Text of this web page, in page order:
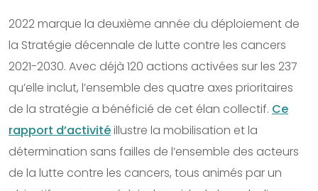
2022 marque la deuxième année du déploiement de
la Stratégie décennale de lutte contre les cancers
2021-2030. Avec déjà 120 actions activées sur les 237
qu’elle inclut, l’ensemble des quatre axes prioritaires
de la stratégie a bénéficié de cet élan collectif. Ce
rapport d’activitéillustre la mobilisation et la
détermination sans failles de l’ensemble des acteurs
de la lutte contre les cancers, tous animés par un